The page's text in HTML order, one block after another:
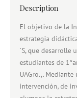
Description
El objetivo de la
estrategia
´S, que
estudiantes de
UAGro.,.
intervención, de